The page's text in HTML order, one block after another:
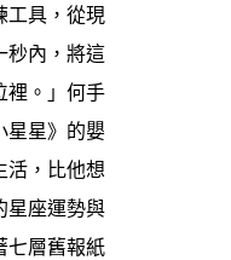
工具，從現
秒內，將這
裡。」何手
星星》的嬰
活，比他想
星座運勢與
七層舊報紙